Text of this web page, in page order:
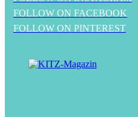
FOLLOW ON FACEBOOK
FOLLOW ON PINTEREST